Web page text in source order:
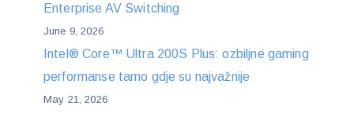
Enterprise AV Switching
June 9, 2026
Intel® Core™ Ultra 200S Plus: ozbiljne gaming
performanse tamo gdje su najvažnije
May 21, 2026